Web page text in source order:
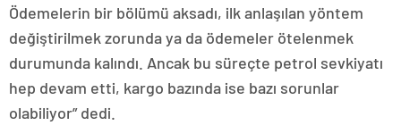
Ödemelerin bir bölümü aksadı, ilk anlaşılan yöntem
değiştirilmek zorunda ya da ödemeler ötelenmek
durumunda kalındı. Ancak bu süreçte petrol sevkiyatı
hep devam etti, kargo bazında ise bazı sorunlar
olabiliyor” dedi.